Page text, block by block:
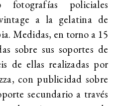
policiales
a la gelatina de
Medidas, en torno a 15
sobre sus soportes de
de ellas realizadas por
con publicidad sobre
secundario a través